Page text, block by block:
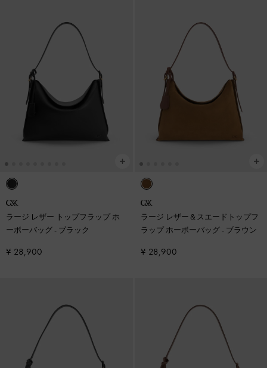
ラージ レザー トップフラップ ホ
ーボーバッグ- ブラック
¥ 28,900
ラージ レザー＆スエードトップフ
ラップ ホーボーバッグ- ブラウン
¥ 28,900